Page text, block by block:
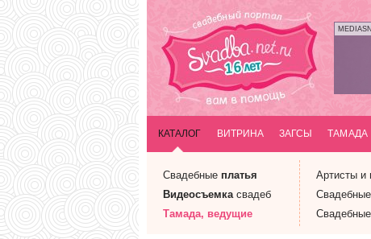
КАТАЛОГ ВИТРИНА ЗАГСЫ ТАМАДА
Свадебные платья
Видеосъемкасвадеб
Тамада, ведущие
Артисты и
Свадебные
Свадебные